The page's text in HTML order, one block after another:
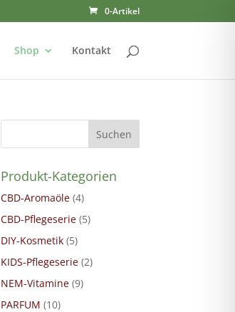
0-Artikel
Shop Kontakt
Suchen
Produkt-Kategorien
CBD-Aromaöle (4)
CBD-Pflegeserie (5)
DIY-Kosmetik (5)
KIDS-Pflegeserie (2)
NEM-Vitamine (9)
PARFUM (10)